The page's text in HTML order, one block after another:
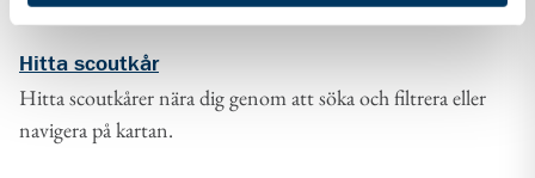
Hitta scoutkår
Hitta scoutkårer nära dig genom att söka och filtrera eller
navigera på kartan.